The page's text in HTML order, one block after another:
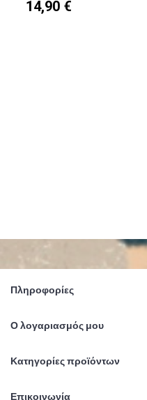
14,90 €
Πληροφορίες
Ο λογαριασμός μου
Κατηγορίες προϊόντων
Επικοινωνία